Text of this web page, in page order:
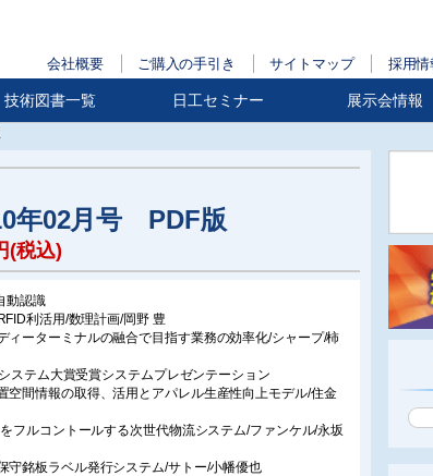
会社概要 ご購入の手引き サイトマップ 採用情
技術図書一覧 日工セミナー 展示会情報
年02月号 PDF版
(税込)
動認識
利活用/数理計画/岡野 豊
ィーターミナルの融合で目指す業務の効率化/シャープ/柿
ステム大賞受賞システムプレゼンテーション
空間情報の取得、活用とアパレル生産性向上モデル/住金
フルコントールする次世代物流システム/ファンケル/永坂
守銘板ラベル発行システム/サトー/小幡優也